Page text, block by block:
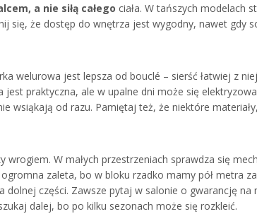
a nie siłą całego ciała. W tańszych modelach
się, że dostęp do wnętrza jest wygodny, nawet gdy
welurowa jest lepsza od bouclé – sierść łatwiej z
praktyczna, ale w upalne dni może się
wsiąkają od razu. Pamiętaj też, że niektóre
W małych przestrzeniach sprawdza się
zaleta, bo w bloku rzadko mamy pół metra
dolnej części. Zawsze pytaj w salonie o gwarancję na
dalej, bo po kilku sezonach może się rozkleić.